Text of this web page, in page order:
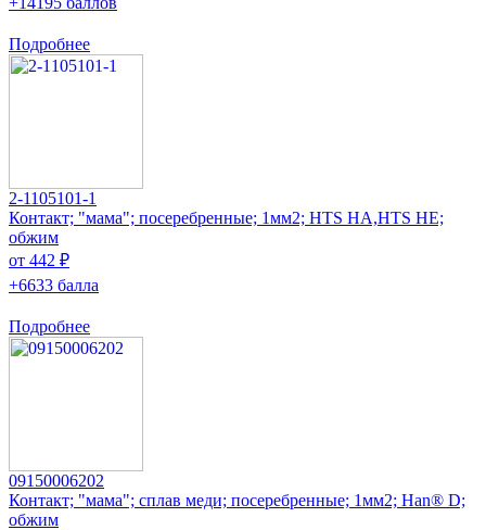
Подробнее
2-1105101-1
Контакт; "мама"; посеребренные; 1мм2; HTS HA,HTS HE;
обжим
от 442 ₽
+6633 балла
Подробнее
09150006202
Контакт; "мама"; сплав меди; посеребренные; 1мм2; Han® D;
обжим